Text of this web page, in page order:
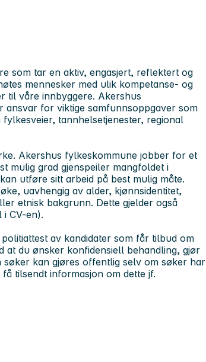
som tar en aktiv, engasjert, reflektert og
mennesker med ulik kompetanse- og
til våre innbyggere. Akershus
ansvar for viktige samfunnsoppgaver som
tannhelsetjenester, regional
Akershus fylkeskommune jobber for et
mulig grad gjenspeiler mangfoldet i
utføre sitt arbeid på best mulig måte.
uavhengig av alder, kjønnsidentitet,
etnisk bakgrunn. Dette gjelder også
CV-en).
av kandidater som får tilbud om
at du ønsker konfidensiell behandling, gjør
kan gjøres offentlig selv om søker har
tilsendt informasjon om dette jf.